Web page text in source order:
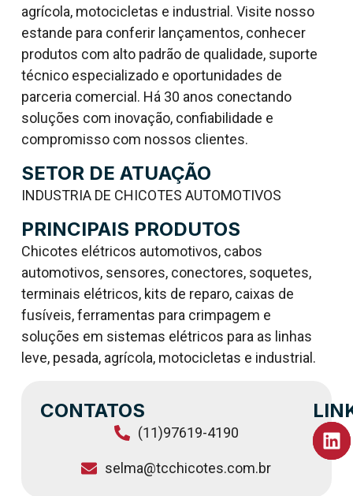
agrícola, motocicletas e industrial. Visite nosso
estande para conferir lançamentos, conhecer
produtos com alto padrão de qualidade, suporte
técnico especializado e oportunidades de
parceria comercial. Há 30 anos conectando
soluções com inovação, confiabilidade e
compromisso com nossos clientes.
SETOR DE ATUAÇÃO
INDUSTRIA DE CHICOTES AUTOMOTIVOS
PRINCIPAIS PRODUTOS
Chicotes elétricos automotivos, cabos
automotivos, sensores, conectores, soquetes,
terminais elétricos, kits de reparo, caixas de
fusíveis, ferramentas para crimpagem e
soluções em sistemas elétricos para as linhas
leve, pesada, agrícola, motocicletas e industrial.
CONTATOS
(11)97619-4190
selma@tcchicotes.com.br